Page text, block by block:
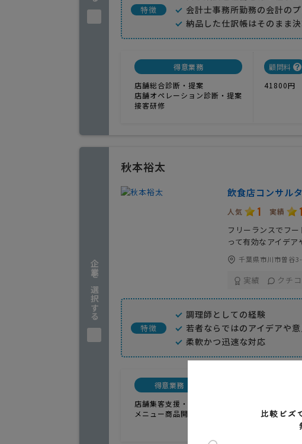
特徴
会計士事務所勤務の会計の
納品した仕訳帳はそのまま
得意業務
店舗総合診断・提案
店舗オペレーション診断・提案
接客研修
顧問料
41800円
企業を選択する
秋本裕太
飲食店コンサル
人気 1 実績 1
フリーランスでフ
って有効なアイデア
千葉県市川市曽谷
実績 クチ
特徴
調理師としての経験
若者ならではのアイデアや
柔軟かつ迅速な対応
得意業務
店舗集客支援・提案
メニュー商品開発
電